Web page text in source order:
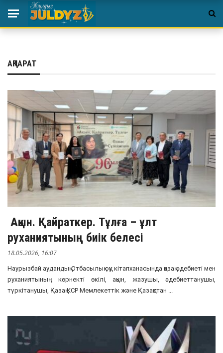
АҚПАРАТ
Ақын. Қайраткер. Тұлға – ұлт
руханиятының биік белесі
18.05.2026, 16:07
Наурызбай аудандық Отбасылық оқу кітапханасында қазақ әдебиеті мен
руханиятының көрнекті өкілі, ақын, жазушы, әдебиеттанушы,
түркітанушы, Қазақ КСР Мемлекеттік және Қазақстан ...